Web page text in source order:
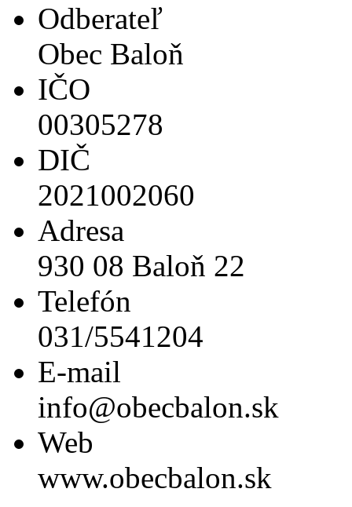
Odberateľ
Obec Baloň
IČO
00305278
DIČ
2021002060
Adresa
930 08 Baloň 22
Telefón
031/5541204
E-mail
info@obecbalon.sk
Web
www.obecbalon.sk